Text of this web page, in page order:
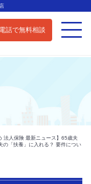
電話で無料相談
法人保険 最新ニュース】65歳夫
の「扶養」に入れる？ 要件につい